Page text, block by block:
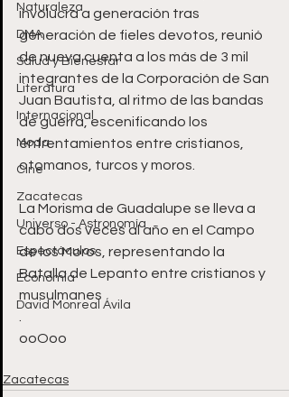
Naturaleza
DMA
Salud y Bienestar
Literatura
Internacional
Moda
Cine
Zacatecas
Universo - Astronomía
Espectáculos
Economía
David Monreal Ávila
involucra a generación tras
generación de fieles devotos, reunió
de nueva cuenta a los más de 3 mil
integrantes de la Corporación de San
Juan Bautista, al ritmo de las bandas
de guerra, escenificando los
enfrentamientos entre cristianos,
otomanos, turcos y moros.
La Morisma de Guadalupe se lleva a
cabo dos veces al año en el Campo
de los Moros, representando la
Batalla de Lepanto entre cristianos y
musulmanes
ooOoo
Zacatecas